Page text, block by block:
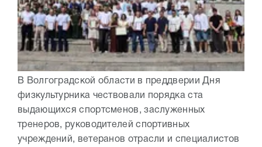
В Волгоградской области в преддверии Дня
физкультурника чествовали порядка ста
выдающихся спортсменов, заслуженных
тренеров, руководителей спортивных
учреждений, ветеранов отрасли и специалистов